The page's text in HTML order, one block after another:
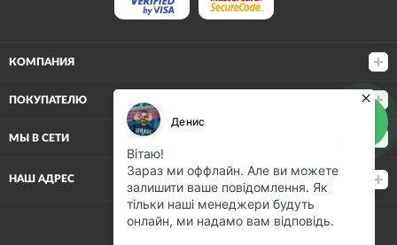
КОМПАНИЯ
ПОКУПАТЕЛЮ
МЫ В СЕТИ
НАШ АДРЕС
(068) 80-500-80